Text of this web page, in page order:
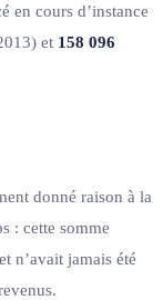
en cours d’instance
et 158 096
donné raison à la
: cette somme
n’avait jamais été